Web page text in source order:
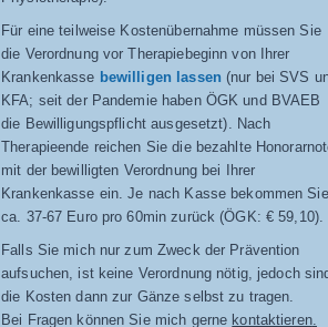
Für eine teilweise Kostenübernahme müssen Sie
die Verordnung vor Therapiebeginn von Ihrer
Krankenkasse bewilligen lassen (nur bei SVS
KFA; seit der Pandemie haben ÖGK und BVAEB
die Bewilligungspflicht ausgesetzt). Nach
Therapieende reichen Sie die bezahlte
mit der bewilligten Verordnung bei Ihrer
Krankenkasse ein. Je nach Kasse bekommen Sie
ca. 37-67 Euro pro 60min zurück (ÖGK: € 59,10).
Falls Sie mich nur zum Zweck der Prävention
aufsuchen, ist keine Verordnung nötig, jedoch
die Kosten dann zur Gänze selbst zu tragen.
Bei Fragen können Sie mich gerne kontaktieren.